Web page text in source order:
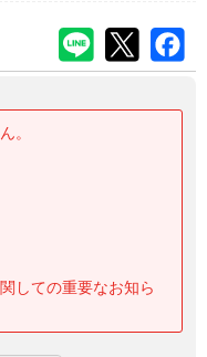
。
しての重要なお知ら